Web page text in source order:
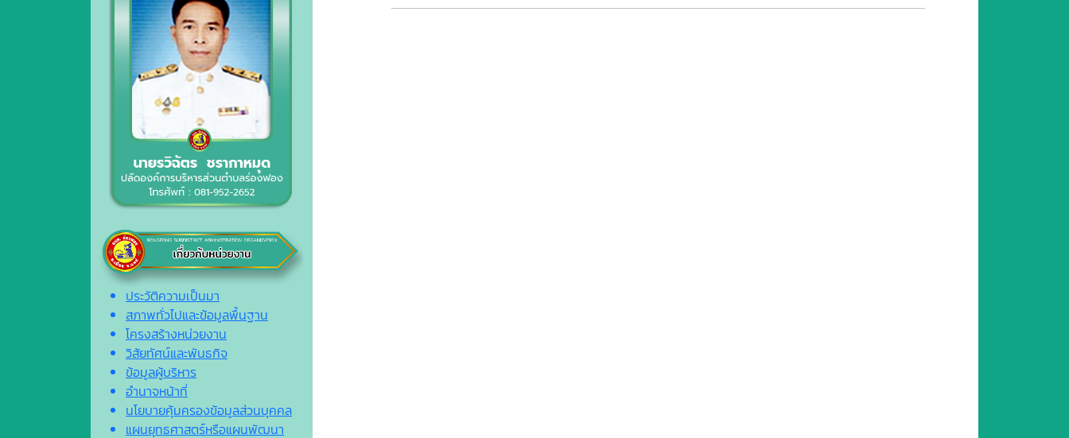
ประวัติความเป็นมา
สภาพทั่วไปและข้อมูลพื้นฐาน
โครงสร้างหน่วยงาน
วิสัยทัศน์และพันธกิจ
ข้อมูลผู้บริหาร
อำนาจหน้าที่
นโยบายคุ้มครองข้อมูลส่วนบุคคล
แผนยุทธศาสตร์หรือแผนพัฒนา